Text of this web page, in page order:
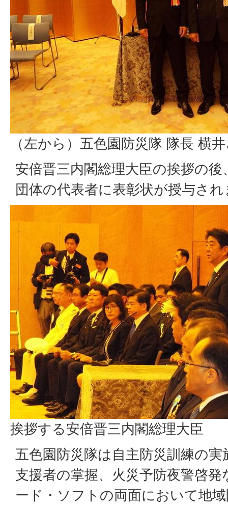
（左から）五色園防災隊 隊長 横
安倍晋三内閣総理大臣の挨拶の
団体の代表者に表彰状が授与さ
挨拶する安倍晋三内閣総理大臣
五色園防災隊は自主防災訓練の
支援者の掌握、火災予防夜警啓
ード・ソフトの両面において地